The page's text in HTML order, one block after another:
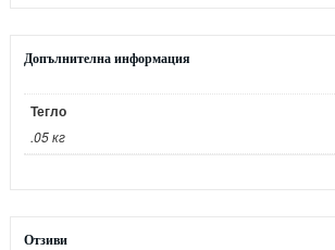
Допълнителна информация
Тегло
.05 кг
Отзиви